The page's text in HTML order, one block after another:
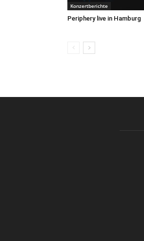
Konzertberichte
Periphery live in Hamburg